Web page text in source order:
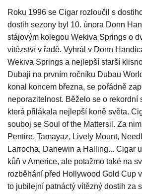
Roku 1996 se Cigar rozloučil s
dostih sezony byl 10. února Donn
stájovým kolegou Wekiva Springs o
vítězství v řadě. Vyhrál v Donn
Wekiva Springs a nejlepší starší
Dubaji na prvním ročníku Dubau
konal koncem března, se pořádně
neporazitelnost. Běželo se o rekordní
která přilákala nejlepší koně světa.
souboj se Soul of the Mattersil. Za
Pentire, Tamayaz, Lively Mount,
Larrocha, Danewin a Halling... Cigar
kůň v Americe, ale potažmo také na
rozběhání před Hollywood Gold Cup
to jubilejní patnáctý vítězný dostih za